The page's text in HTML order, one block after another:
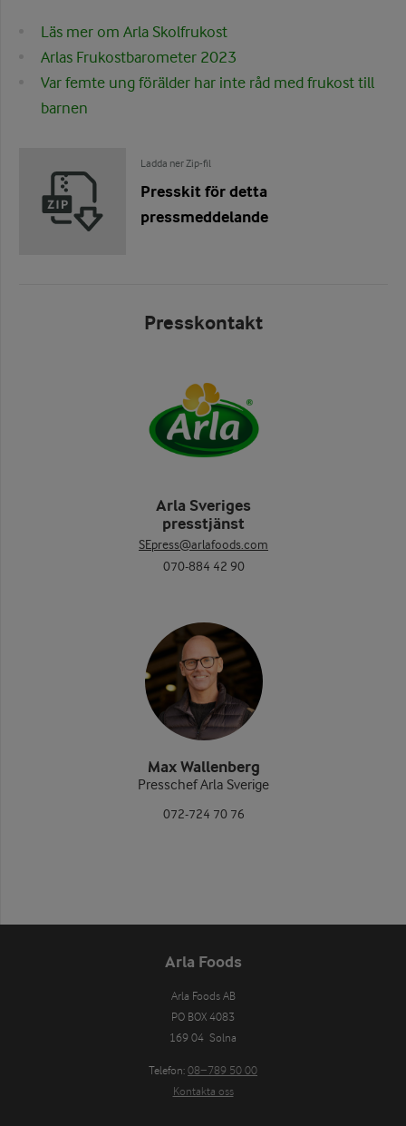
Läs mer om Arla Skolfrukost
Arlas Frukostbarometer 2023
Var femte ung förälder har inte råd med frukost till
barnen
Ladda ner Zip-fil
Presskit för detta
pressmeddelande
Presskontakt
Arla Sveriges
presstjänst
SEpress@arlafoods.com
070-884 42 90
Max Wallenberg
Presschef Arla Sverige
072-724 70 76
Arla Foods
Arla Foods AB
PO BOX 4083
169 04  Solna
Telefon: 08−789 50 00
Kontakta oss